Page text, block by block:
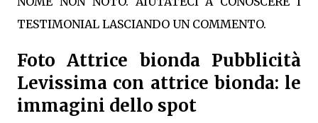
TESTIMONIAL LASCIANDO UN COMMENTO.
Foto Attrice bionda Pubblicità
Levissima con attrice bionda: le
immagini dello spot